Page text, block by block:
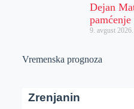
Dejan
9. avgust 2026.
Vremenska prognoza